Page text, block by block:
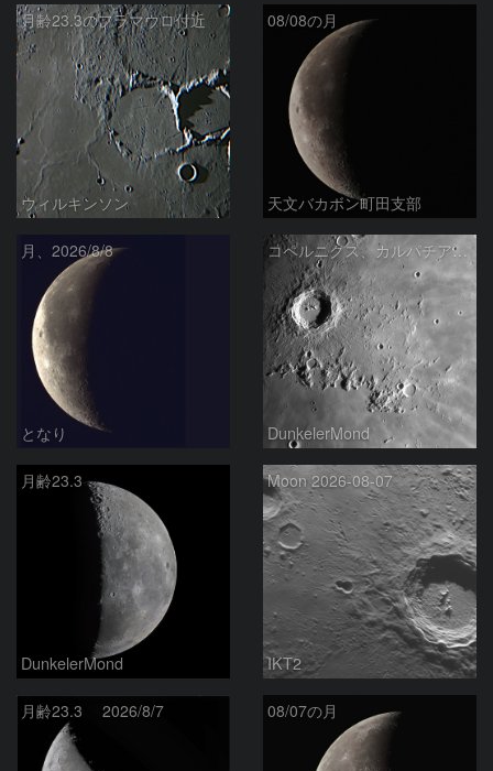
月齢23.3のフラマウロ付近
ウィルキンソン
08/08の月
天文バカボン町田支部
月、2026/8/8
となり
コペルニクス、カルパチア山脈付近
DunkelerMond
月齢23.3
DunkelerMond
Moon 2026-08-07
IKT2
月齢23.3 2026/8/7 08/07の月